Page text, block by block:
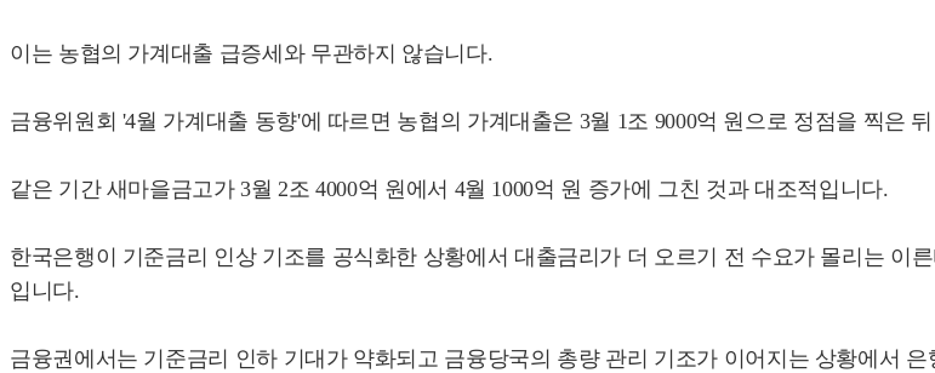
이는 농협의 가계대출 급증세와 무관하지 않습니다.
금융위원회 '4월 가계대출 동향'에 따르면 농협의 가계대출은 3월 1조 9000억 원으로 정점을 찍은
같은 기간 새마을금고가 3월 2조 4000억 원에서 4월 1000억 원 증가에 그친 것과 대조적입니다.
한국은행이 기준금리 인상 기조를 공식화한 상황에서 대출금리가 더 오르기 전 수요가 몰리는 이
입니다.
금융권에서는 기준금리 인하 기대가 약화되고 금융당국의 총량 관리 기조가 이어지는 상황에서